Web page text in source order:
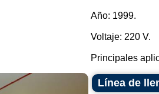
Año: 1999.
Voltaje: 220 V.
Principales
Línea de